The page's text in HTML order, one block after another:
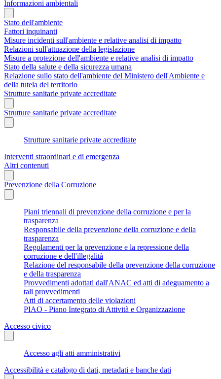
Informazioni ambientali
Stato dell'ambiente
Fattori inquinanti
Misure incidenti sull'ambiente e relative analisi di impatto
Relazioni sull'attuazione della legislazione
Misure a protezione dell'ambiente e relative analisi di impatto
Stato della salute e della sicurezza umana
Relazione sullo stato dell'ambiente del Ministero dell'Ambiente e
della tutela del territorio
Strutture sanitarie private accreditate
Strutture sanitarie private accreditate
Strutture sanitarie private accreditate
Interventi straordinari e di emergenza
Altri contenuti
Prevenzione della Corruzione
Piani triennali di prevenzione della corruzione e per la
trasparenza
Responsabile della prevenzione della corruzione e della
trasparenza
Regolamenti per la prevenzione e la repressione della
corruzione e dell'illegalità
Relazione del responsabile della prevenzione della corruzione
e della trasparenza
Provvedimenti adottati dall'ANAC ed atti di adeguamento a
tali provvedimenti
Atti di accertamento delle violazioni
PIAO - Piano Integrato di Attività e Organizzazione
Accesso civico
Accesso agli atti amministrativi
Accessibilità e catalogo di dati, metadati e banche dati